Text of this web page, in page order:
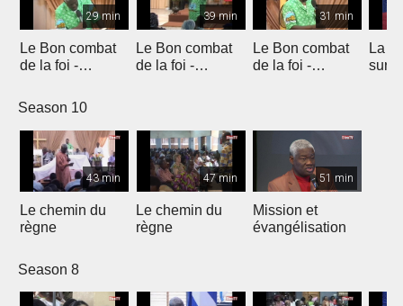
29 min
Le Bon combat
de la foi -
39 min
Le Bon combat
de la foi -
31 min
Le Bon combat
de la foi -
La
Season 10
43 min
Le chemin du
règne
47 min
Le chemin du
règne
51 min
Mission et
évangélisation
Season 8